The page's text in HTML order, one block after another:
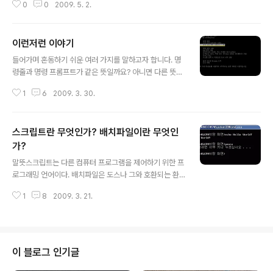
이름은 항상 대문자이다. 윈도에서는 환경 변수의 이름에 소문자도 허용된다.
값은 항상 대문자이다. 윈도에서는 모든 환경변수의 값에 소문자를 포함할 수
있다. 정의되지 않은 환경 변수에 대한 처리 방법이 다르다. 도스와 윈도9X 계
열에서는 정의되지 않은 환경변수는 공백으로 처리하지만, 윈도XP에서는 환경
0 0 2009. 5. 2.
이런저런 이야기
들어가며 혼동하기 쉬운 여러 가지를 말하고자 합니다. 명
령줄과 명령 프롬프트가 같은 뜻일까요? 아니면 다른 뜻일
킬 수 있을까요? 이와 같은 질문을 생각해 본 적이 있는 사
어쓰거나 헷갈리지만 분명히 다릅니다. 커맨드 라인(Com
mand Line), 곧 명령줄은 모니터 화면에서 사용자가 명령
을 입력하도록 되어 있는 행을 뜻합니다. 덧붙여 그러한 명
령이 기억되는 기억장치의 영역도 명령줄이라고 한다네요.
e Interface)를 커맨드 라인이라고 부르기도 합니다. 명령
1 6 2009. 3. 30.
스크립트란 무엇인가? 배치파일이란 무엇인
가?
말뜻스크립트는 다른 컴퓨터 프로그램을 제어하기 위한 프
로그래밍 언어이다. 배치파일은 도스나 그와 호환되는 환
한 스크립트 파일이다. MS-DOS, OS/2, 윈도에서 쓰이
d.exe와 같은 셸 프로그램이 파일을 읽어 명령어를 줄 단
위로 실행한다. 배치 파일은 보통 실행 파일을 자동으로, 연
1 8 2009. 3. 21.
이 블로그 인기글